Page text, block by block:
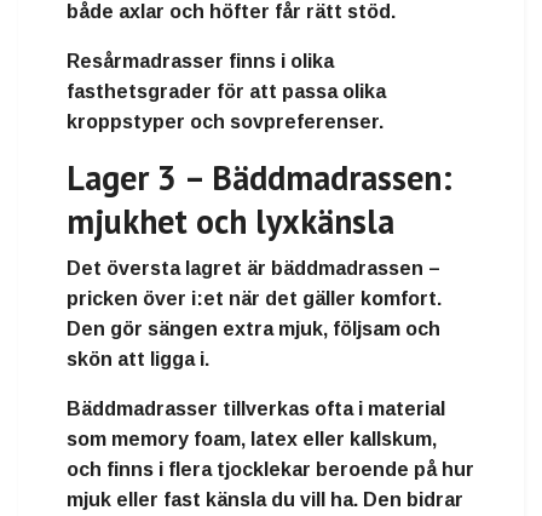
både axlar och höfter får rätt stöd.
Resårmadrasser finns i olika
fasthetsgrader för att passa olika
kroppstyper och sovpreferenser.
Lager 3 – Bäddmadrassen:
mjukhet och lyxkänsla
Det översta lagret är bäddmadrassen –
pricken över i:et när det gäller komfort.
Den gör sängen extra mjuk, följsam och
skön att ligga i.
Bäddmadrasser tillverkas ofta i material
som memory foam, latex eller kallskum,
och finns i flera tjocklekar beroende på hur
mjuk eller fast känsla du vill ha. Den bidrar